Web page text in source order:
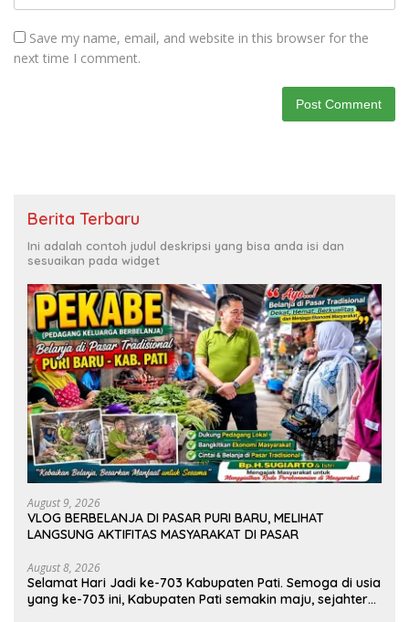
Save my name, email, and website in this browser for the
next time I comment.
Berita Terbaru
Ini adalah contoh judul deskripsi yang bisa anda isi dan
sesuaikan pada widget
August 9, 2026
VLOG BERBELANJA DI PASAR PURI BARU, MELIHAT
LANGSUNG AKTIFITAS MASYARAKAT DI PASAR
August 8, 2026
Selamat Hari Jadi ke-703 Kabupaten Pati. Semoga di usia
yang ke-703 ini, Kabupaten Pati semakin maju, sejahtera,